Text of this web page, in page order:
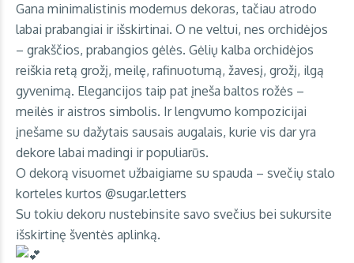
Gana minimalistinis modernus dekoras, tačiau atrodo
labai prabangiai ir išskirtinai. O ne veltui, nes orchidėjos
– grakščios, prabangios gėlės. Gėlių kalba orchidėjos
reiškia retą grožį, meilę, rafinuotumą, žavesį, grožį, ilgą
gyvenimą. Elegancijos taip pat įneša baltos rožės –
meilės ir aistros simbolis. Ir lengvumo kompozicijai
įnešame su dažytais sausais augalais, kurie vis dar yra
dekore labai madingi ir populiarūs.
O dekorą visuomet užbaigiame su spauda – svečių stalo
korteles kurtos @sugar.letters
Su tokiu dekoru nustebinsite savo svečius bei sukursite
išskirtinę šventės aplinką.